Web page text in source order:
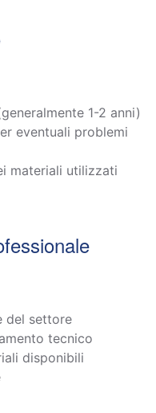
1-2 anni)
eventuali problemi
materiali utilizzati
del settore
tecnico
disponibili